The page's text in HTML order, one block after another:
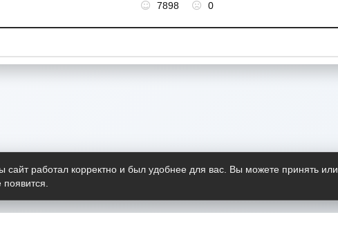
7898 0
сайт работал корректно и был удобнее для вас. Вы можете принять или